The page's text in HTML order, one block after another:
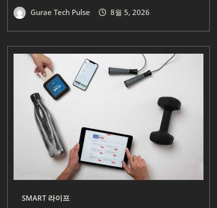
Gurae Tech Pulse 8월 5, 2026
SMART 라이프